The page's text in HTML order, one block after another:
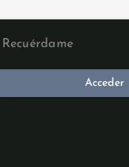
Recuérdame